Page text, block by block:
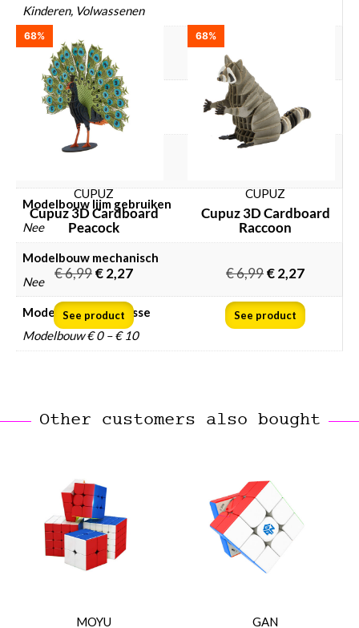
Kinderen, Volwassenen
Modelbouw dieren
Vogel
Modelbouw incl. lijm
Modelbouw incl. verf
Modelbouw lijm gebruiken
Nee
Modelbouw mechanisch
Nee
Modelbouw prijsklasse
Modelbouw € 0 – € 10
68%
CUPUZ
Cupuz 3D Cardboard
Peacock
€6,99€2,27
See product
68%
CUPUZ
Cupuz 3D Cardboard
Raccoon
€6,99€2,27
See product
Other customers also bought
MOYU GAN